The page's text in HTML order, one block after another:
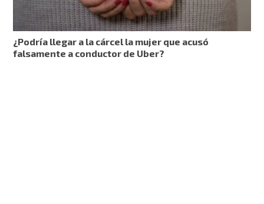
¿Podría llegar a la cárcel la mujer que acusó
falsamente a conductor de Uber?